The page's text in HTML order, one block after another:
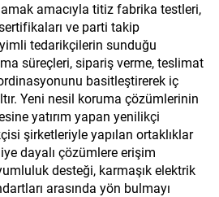
amacıyla titiz fabrika testleri,
ve parti takip
tedarikçilerin sunduğu
süreçleri, sipariş verme, teslimat
basitleştirerek iç
Yeni nesil koruma çözümlerinin
yatırım yapan yenilikçi
şirketleriyle yapılan ortaklıklar
dayalı çözümlere erişim
desteği, karmaşık elektrik
arasında yön bulmayı